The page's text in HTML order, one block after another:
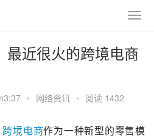
最近很火的跨境电商
• 网络资讯 • 阅读 1432
跨境电商作为一种新型的零售模